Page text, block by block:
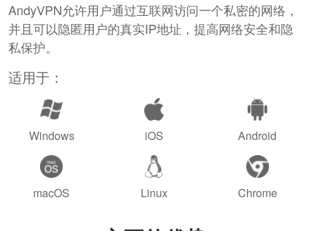
AndyVPN允许用户通过互联网访问一个私密的网络，
并且可以隐匿用户的真实IP地址，提高网络安全和隐
私保护。
适用于：
Windows iOS Android
macOS Linux Chrome